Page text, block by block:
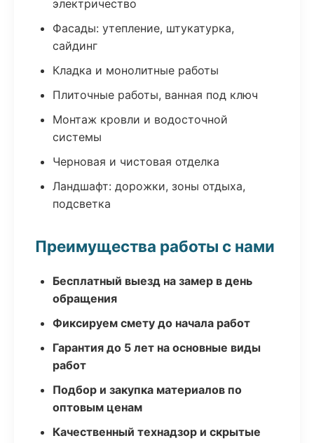
электричество
Фасады: утепление, штукатурка,
сайдинг
Кладка и монолитные работы
Плиточные работы, ванная под ключ
Монтаж кровли и водосточной
системы
Черновая и чистовая отделка
Ландшафт: дорожки, зоны отдыха,
подсветка
Преимущества работы с нами
Бесплатный выезд на замер в день
обращения
Фиксируем смету до начала работ
Гарантия до 5 лет на основные виды
работ
Подбор и закупка материалов по
оптовым ценам
Качественный технадзор и скрытые